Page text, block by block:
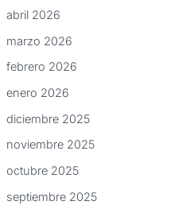
abril 2026
marzo 2026
febrero 2026
enero 2026
diciembre 2025
noviembre 2025
octubre 2025
septiembre 2025